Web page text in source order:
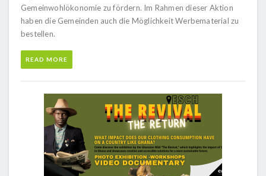
Gemeinwohlökonomie zu fördern. Im Rahmen dieser Aktion
haben die Gemeinden auch die Möglichkeit Werbematerial zu
bestellen.
READ MORE